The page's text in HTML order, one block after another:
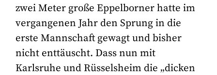
zwei Meter große Eppelborner hatte im
vergangenen Jahr den Sprung in die
erste Mannschaft gewagt und bisher
nicht enttäuscht. Dass nun mit
Karlsruhe und Rüsselsheim die „dicken